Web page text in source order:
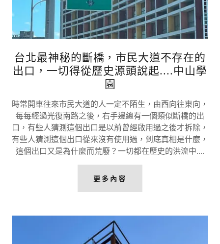
台北最神秘的斷橋，市民大道不存在的
出口，一切得從歷史源頭說起....中山學
園
時常開車往來市民大道的人一定不陌生，由西向往東向，
每每經過光復南路之後，右手邊總有一個類似斷橋的出
口，有些人猜測這個出口是以前曾經啟用過之後才拆除，
有些人猜測這個出口從來沒有使用過，到底真相是什麼，
這個出口又是為什麼而荒廢？一切都在歷史的洪流中....
更多內容